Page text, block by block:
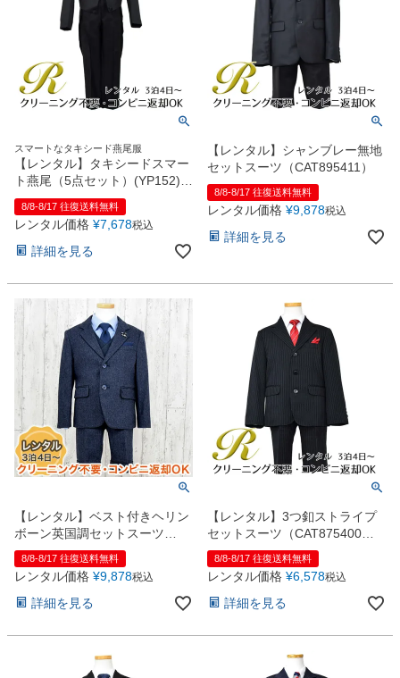
スマートなタキシード燕尾服
【レンタル】タキシードスマー
ト燕尾（5点セット）(YP152)ブ
ラック
8/8-8/17 往復送料無料
レンタル価格 ¥7,678税込
詳細を見る
【レンタル】シャンブレー無地
セットスーツ（CAT895411）
8/8-8/17 往復送料無料
レンタル価格 ¥9,878税込
詳細を見る
【レンタル】ベスト付きヘリン
ボーン英国調セットスーツ
（CAT885402）
8/8-8/17 往復送料無料
レンタル価格 ¥9,878税込
詳細を見る
【レンタル】3つ釦ストライプ
セットスーツ（CAT875400）
120cm
8/8-8/17 往復送料無料
レンタル価格 ¥6,578税込
詳細を見る